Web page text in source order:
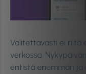
Valitettavasti ei riitä
verkossa.
entistä enemmän ja